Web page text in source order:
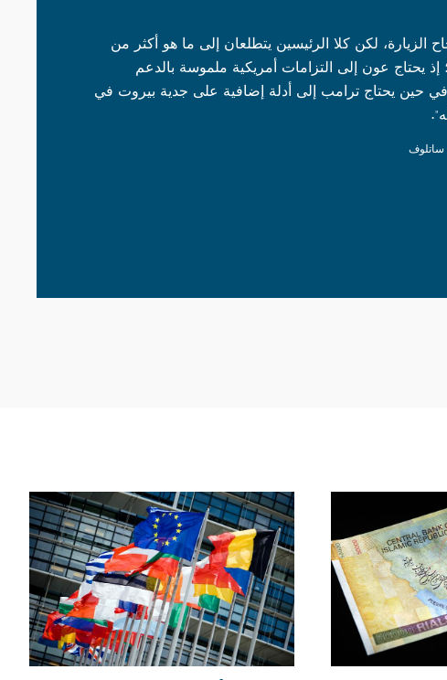
الزيارة، لكن كلا الرئيسين يتطلعان إلى ما هو أكثر من
يحتاج عون إلى التزامات أمريكية ملموسة بالدعم
في حين يحتاج ترامب إلى أدلة إضافية على جدية بيروت في
ساتلوف